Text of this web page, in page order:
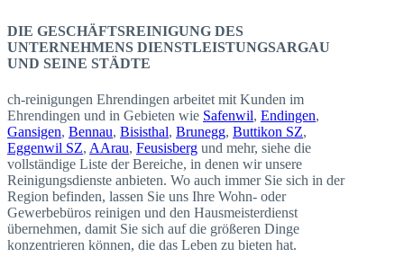
DIE GESCHÄFTSREINIGUNG DES
UNTERNEHMENS DIENSTLEISTUNGSARGAU
UND SEINE STÄDTE
ch-reinigungen Ehrendingen arbeitet mit Kunden im
Ehrendingen und in Gebieten wie Safenwil, Endingen,
Gansigen, Bennau, Bisisthal, Brunegg, Buttikon SZ,
Eggenwil SZ, AArau, Feusisberg und mehr, siehe die
vollständige Liste der Bereiche, in denen wir unsere
Reinigungsdienste anbieten. Wo auch immer Sie sich in der
Region befinden, lassen Sie uns Ihre Wohn- oder
Gewerbebüros reinigen und den Hausmeisterdienst
übernehmen, damit Sie sich auf die größeren Dinge
konzentrieren können, die das Leben zu bieten hat.